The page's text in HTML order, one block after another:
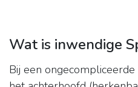
Wat is inwendige
Bij een